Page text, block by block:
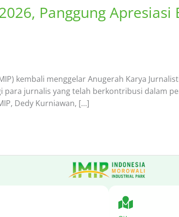
Panggung Apresiasi
kembali menggelar Anugerah Karya
para jurnalis yang telah berkontribusi dalam
Dedy Kurniawan, […]